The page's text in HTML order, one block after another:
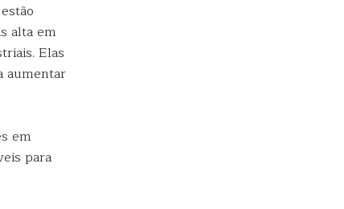
alta em
Elas
aumentar
em
para